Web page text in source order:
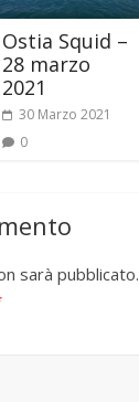
Ostia Squid –
28 marzo
2021
30 Marzo 2021
0
sarà pubblicato.